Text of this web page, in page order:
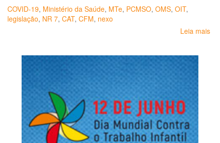
COVID-19, Ministério da Saúde, MTe, PCMSO, OMS, OIT,
legislação, NR 7, CAT, CFM, nexo
Leia mais